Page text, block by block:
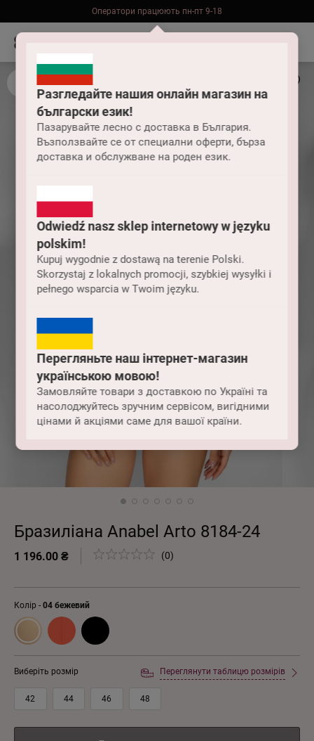
Разгледайте нашия онлайн магазин на
български език!
Пазарувайте лесно с доставка в България.
Възползвайте се от специални оферти, бърза
доставка и обслужване на роден език.
Odwiedź nasz sklep internetowy w języku
polskim!
Kupuj wygodnie z dostawą na terenie Polski.
Skorzystaj z lokalnych promocji, szybkiej wysyłki i
pełnego wsparcia w Twoim języku.
Перегляньте наш інтернет-магазин
українською мовою!
Замовляйте товари з доставкою по Україні та
насолоджуйтесь зручним сервісом, вигідними
цінами й акціями саме для вашої країни.
Оператори працюють пн-пт 9-18
Безкоштовна доставка до складу НП замовлень від 2000 грн
Бразиліана Anabel Arto 8184-24
1 196.00 ₴ (0)
Колір - 04 бежевий
Виберіть розмір Переглянути таблицю розмірів
42 44 46 48